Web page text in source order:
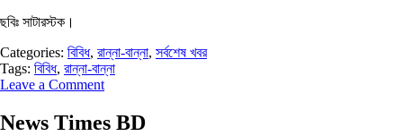
ছবিঃ সাটারস্টক।
Categories: বিবিধ, রান্না-বান্না, সর্বশেষ খবর
Tags: বিবিধ, রান্না-বান্না
Leave a Comment
News Times BD